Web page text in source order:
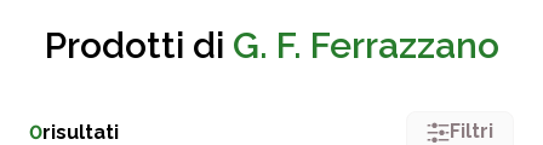
Prodotti di G. F. Ferrazzano
0risultati Filtri